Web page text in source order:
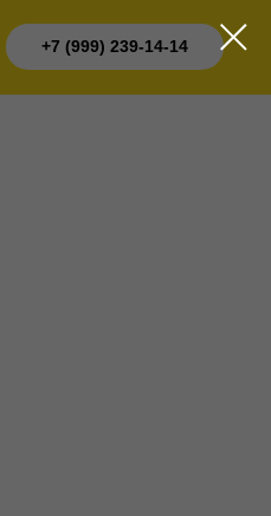
+7 (999) 239-14-14